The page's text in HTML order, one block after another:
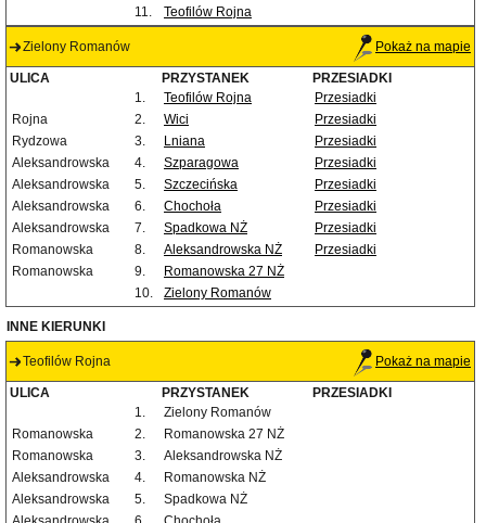
11.
Teofilów Rojna
Zielony Romanów Pokaż na mapie
ULICA PRZYSTANEK
PRZESIADKI
1.
Teofilów Rojna
Przesiadki
Rojna
2. Wici
Przesiadki
Rydzowa
3. Lniana
Przesiadki
Aleksandrowska
4. Szparagowa
Przesiadki
Aleksandrowska
5. Szczecińska
Przesiadki
Aleksandrowska
6. Chochoła
Przesiadki
Aleksandrowska
7. Spadkowa NŻ
Przesiadki
Romanowska
8. Aleksandrowska NŻ
Przesiadki
Romanowska
9.
Romanowska 27 NŻ
10.
Zielony Romanów
INNE KIERUNKI
Teofilów Rojna Pokaż na mapie
ULICA PRZYSTANEK
PRZESIADKI
1.
Zielony Romanów
Romanowska
2.
Romanowska 27 NŻ
Romanowska
3.
Aleksandrowska NŻ
Aleksandrowska
4.
Romanowska NŻ
Aleksandrowska
5.
Spadkowa NŻ